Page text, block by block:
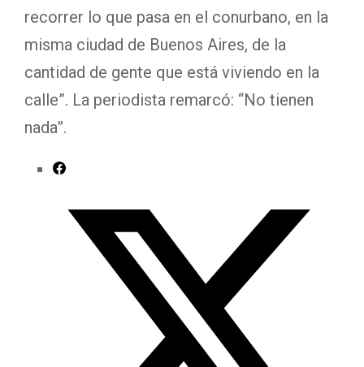
recorrer lo que pasa en el conurbano, en la
misma ciudad de Buenos Aires, de la
cantidad de gente que está viviendo en la
calle”. La periodista remarcó: “No tienen
nada”.